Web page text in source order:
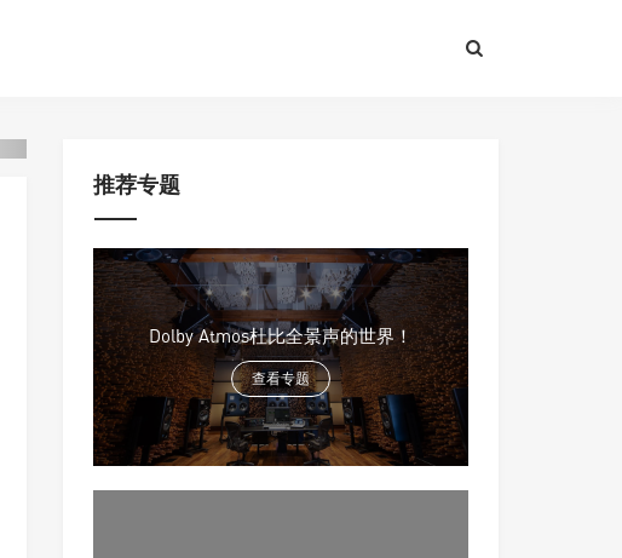
推荐专题
Dolby Atmos杜比全景声的世界！
查看专题